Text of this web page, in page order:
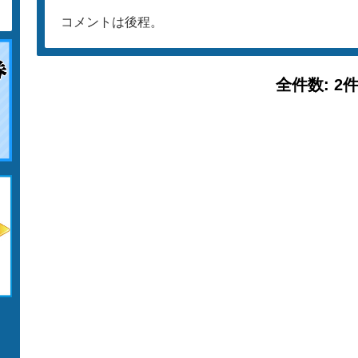
コメントは後程。
全件数: 2